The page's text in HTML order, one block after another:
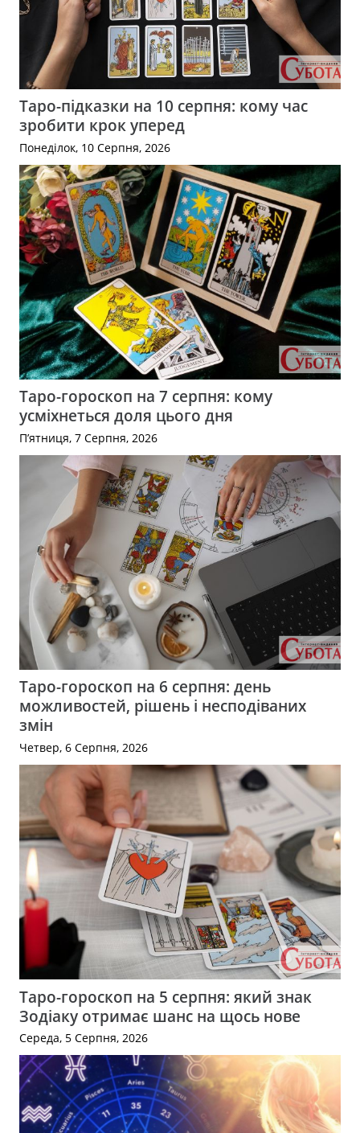
Таро-підказки на 10 серпня: кому час
зробити крок уперед
Понеділок, 10 Серпня, 2026
Таро-гороскоп на 7 серпня: кому
усміхнеться доля цього дня
П’ятниця, 7 Серпня, 2026
Таро-гороскоп на 6 серпня: день
можливостей, рішень і несподіваних
змін
Четвер, 6 Серпня, 2026
Таро-гороскоп на 5 серпня: який знак
Зодіаку отримає шанс на щось нове
Середа, 5 Серпня, 2026